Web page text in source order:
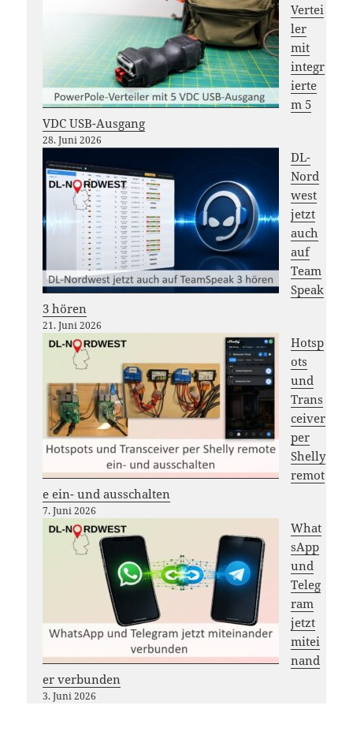
Vertei
ler
mit
integr
ierte
m 5
VDC USB-Ausgang
28. Juni 2026
DL-
Nord
west
jetzt
auch
auf
Team
Speak
3 hören
21. Juni 2026
Hotsp
ots
und
Trans
ceiver
per
Shelly
remot
e ein- und ausschalten
7. Juni 2026
What
sApp
und
Teleg
ram
jetzt
mitei
nand
er verbunden
3. Juni 2026